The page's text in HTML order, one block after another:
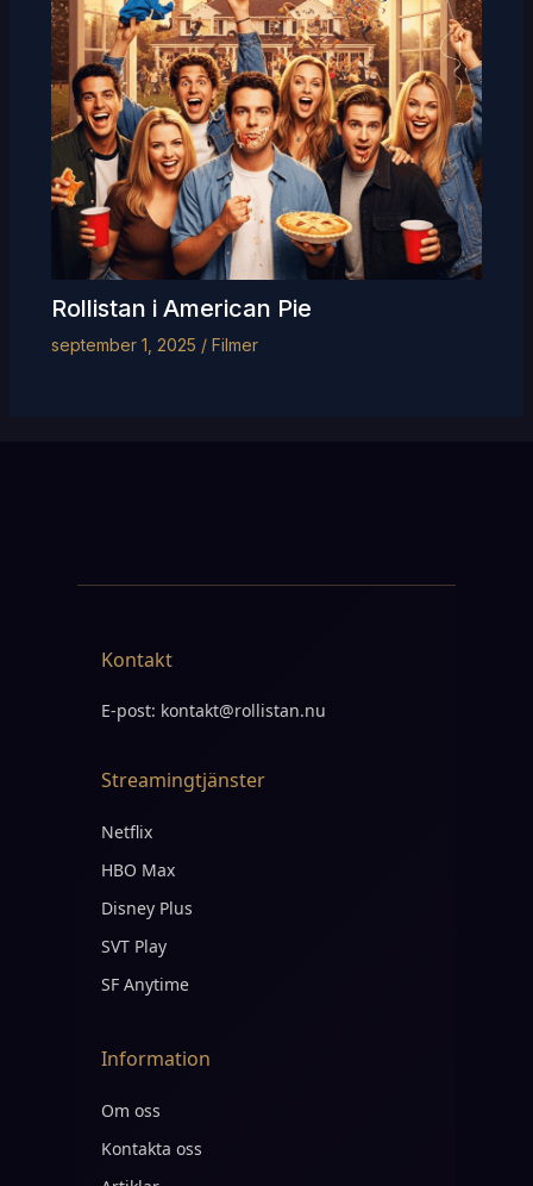
Rollistan i American Pie
september 1, 2025 / Filmer
Kontakt
E-post: kontakt@rollistan.nu
Streamingtjänster
Netflix
HBO Max
Disney Plus
SVT Play
SF Anytime
Information
Om oss
Kontakta oss